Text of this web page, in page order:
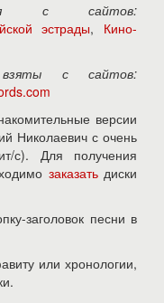
с сайтов:
эстрады, Кино-
взяты с сайтов:
версии
Николаевич с очень
с). Для получения
заказатьдиски
заголовок песни в
или хронологии,